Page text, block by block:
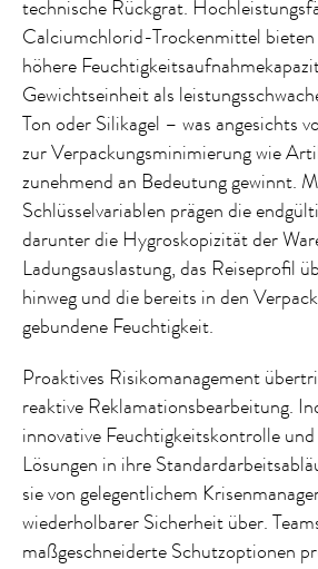
technische Rückgrat.
Calciumchlorid-Trockenmittel bieten
höhere
Gewichtseinheit als
Ton oder Silikagel – was angesichts
zur Verpackungsminimierung wie
zunehmend an Bedeutung gewinnt.
Schlüsselvariablen prägen die
darunter die Hygroskopizität der
Ladungsauslastung, das Reiseprofil
hinweg und die bereits in den
gebundene Feuchtigkeit.
Proaktives Risikomanagement
reaktive Reklamationsbearbeitung.
innovative Feuchtigkeitskontrolle
Lösungen in ihre
sie von gelegentlichem
wiederholbarer Sicherheit über.
maßgeschneiderte Schutzoptionen